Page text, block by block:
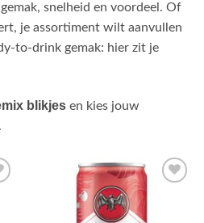
snelheid en voordeel. Of
je assortiment wilt aanvullen
to-drink gemak: hier zit je
blikjes en kies jouw
verlanglijst